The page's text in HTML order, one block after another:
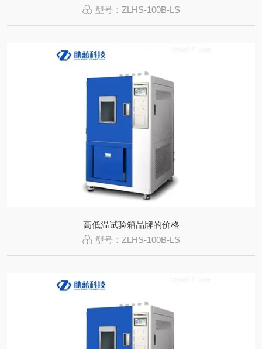
型号：ZLHS-100B-LS
高低温试验箱品牌的价格
型号：ZLHS-100B-LS